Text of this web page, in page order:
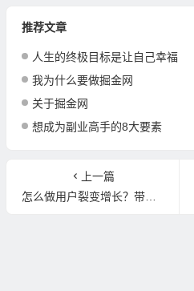
推荐文章
人生的终极目标是让自己幸福
我为什么要做掘金网
关于掘金网
想成为副业高手的8大要素
上一篇
怎么做用户裂变增长？带你了解裂变背后的逻辑